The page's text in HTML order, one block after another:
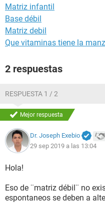
Matriz infantil
Base débil
Matriz debil
Que vitaminas tiene la
2 respuestas
RESPUESTA 1 / 2
Mejor respuesta
Dr. Joseph Exebio
29 sep 2019 a las 13:04
Hola!
Eso de ¨matriz débil¨ no
espontaneos se deben a